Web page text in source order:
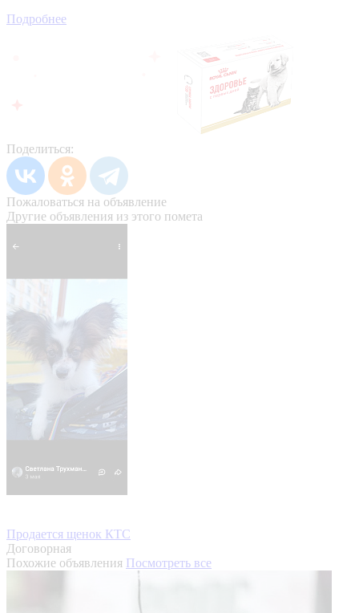
Подробнее
Поделиться:
Пожаловаться на объявление
Другие объявления из этого помета
Продается щенок КТС
Договорная
Похожие объявления Посмотреть все